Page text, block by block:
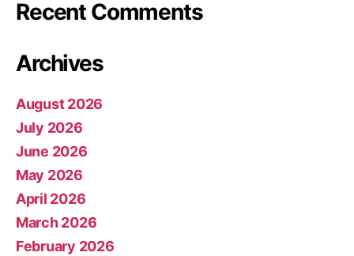
Recent Comments
Archives
August 2026
July 2026
June 2026
May 2026
April 2026
March 2026
February 2026